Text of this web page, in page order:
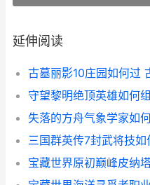
延伸阅读
古墓丽影10庄园如何过
失落的方舟气象学家如